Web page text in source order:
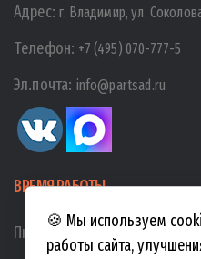
Адрес:г. Владимир, ул.
Телефон: +7 (495) 070-777-5
Эл.почта: info@partsad.ru
ВРЕМЯ РАБОТЫ
Пн-Пт: 10:00-19:00
🍪 Мы используем
работы сайта,